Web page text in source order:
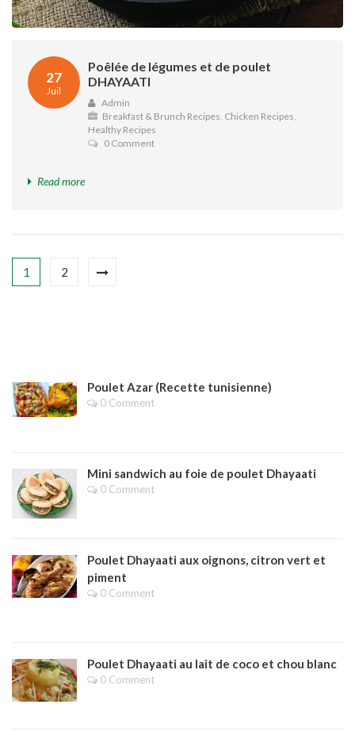
27
Juil
Poêlée de légumes et de poulet
DHAYAATI
Admin
Breakfast & Brunch Recipes Chicken Recipes
Healthy Recipes
0 Comment
Read more
1 2
Poulet Azar (Recette tunisienne)
0 Comment
Mini sandwich au foie de poulet Dhayaati
0 Comment
Poulet Dhayaati aux oignons, citron vert et
piment
0 Comment
Poulet Dhayaati au lait de coco et chou blanc
0 Comment